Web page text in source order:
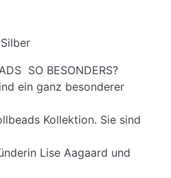
SO BESONDERS?
ein ganz besonderer
Kollektion. Sie sind
Lise Aagaard und